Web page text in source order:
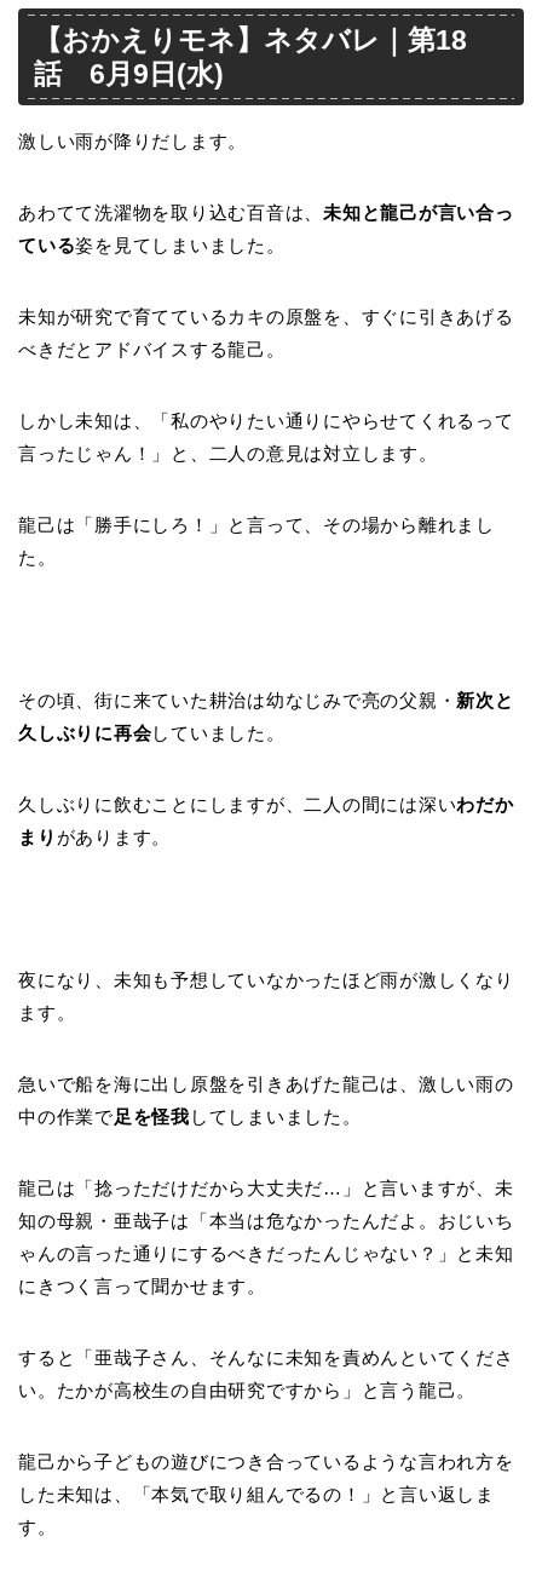
【おかえりモネ】ネタバレ｜第18
話 6月9日(水)
激しい雨が降りだします。
あわてて洗濯物を取り込む百音は、未知と龍己が言い合っ
ている姿を見てしまいました。
未知が研究で育てているカキの原盤を、すぐに引きあげる
べきだとアドバイスする龍己。
しかし未知は、「私のやりたい通りにやらせてくれるって
言ったじゃん！」と、二人の意見は対立します。
龍己は「勝手にしろ！」と言って、その場から離れまし
た。
その頃、街に来ていた耕治は幼なじみで亮の父親・ 新次と
久しぶりに再会していました。
久しぶりに飲むことにしますが、二人の間には深いわだか
まり があります。
夜になり、未知も予想していなかったほど雨が激しくなり
ます。
急いで船を海に出し原盤を引きあげた龍己は、激しい雨の
中の作業で足を怪我 してしまいました。
龍己は「捻っただけだから大丈夫だ…」と言いますが、未
知の母親・亜哉子は「本当は危なかったんだよ。おじいち
ゃんの言った通りにするべきだったんじゃない？」と未知
にきつく言って聞かせます。
すると「亜哉子さん、そんなに未知を責めんといてくださ
い。たかが高校生の自由研究ですから」と言う龍己。
龍己から子どもの遊びにつき合っているような言われ方を
した未知は、「本気で取り組んでるの！」と言い返しま
す。